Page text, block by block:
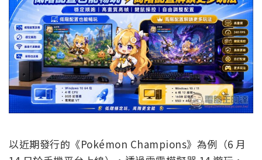
以近期發行的《Pokémon Champions》為例（6 月